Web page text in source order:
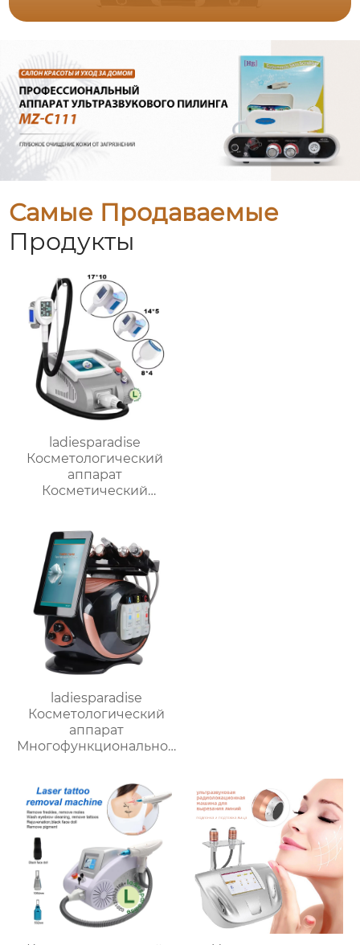
Самые Продаваемые
Продукты
ladiesparadise
Косметологический
аппарат
Косметический
подбородок S13
ladiesparadise
Косметологический
аппарат
Многофункциональное